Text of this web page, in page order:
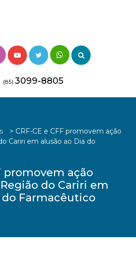
(85) 3099-8805
> CRF-CE e CFF promovem ação
Cariri em alusão ao Dia do
promovem ação
do Cariri em
do Farmacêutico